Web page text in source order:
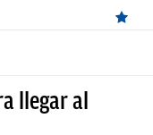
llegar al